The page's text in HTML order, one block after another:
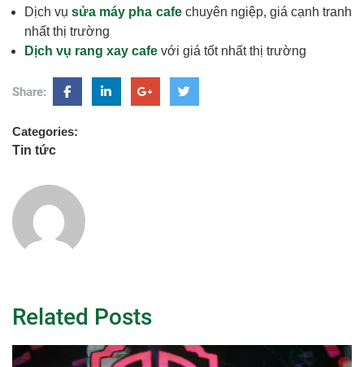
Dịch vụsửa máy pha cafechuyên ngiệp, giá cạnh tranh
nhất thị trường
Dịch vụ rang xay cafe với giá tốt nhất thị trường
Share:
Categories:
Tin tức
Related Posts